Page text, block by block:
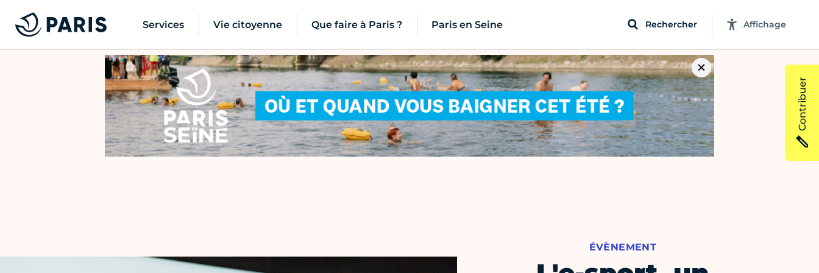
Services Vie citoyenne Que faire à Paris ? Paris en Seine Rechercher Affichage
ÉVÈNEMENT
Contribuer